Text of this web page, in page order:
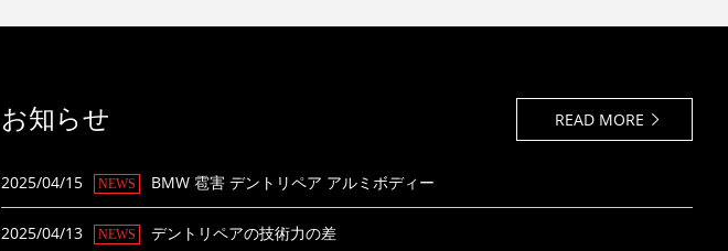
お知らせ READ MORE
2025/04/15 NEWS BMW 雹害 デントリペア アルミボディー
2025/04/13 NEWS デントリペアの技術力の差